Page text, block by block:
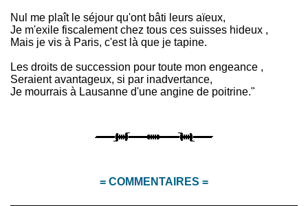
Nul me plaît le séjour qu'ont bâti leurs aïeux,
Je m'exile fiscalement chez tous ces suisses hideux ,
Mais je vis à Paris, c'est là que je tapine.
Les droits de succession pour toute mon engeance ,
Seraient avantageux, si par inadvertance,
Je mourrais à Lausanne d'une angine de poitrine."
= COMMENTAIRES =